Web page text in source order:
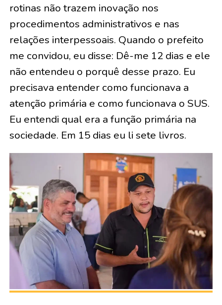
rotinas não trazem inovação nos
procedimentos administrativos e nas
relações interpessoais. Quando o prefeito
me convidou, eu disse: Dê-me 12 dias e ele
não entendeu o porquê desse prazo. Eu
precisava entender como funcionava a
atenção primária e como funcionava o SUS.
Eu entendi qual era a função primária na
sociedade. Em 15 dias eu li sete livros.